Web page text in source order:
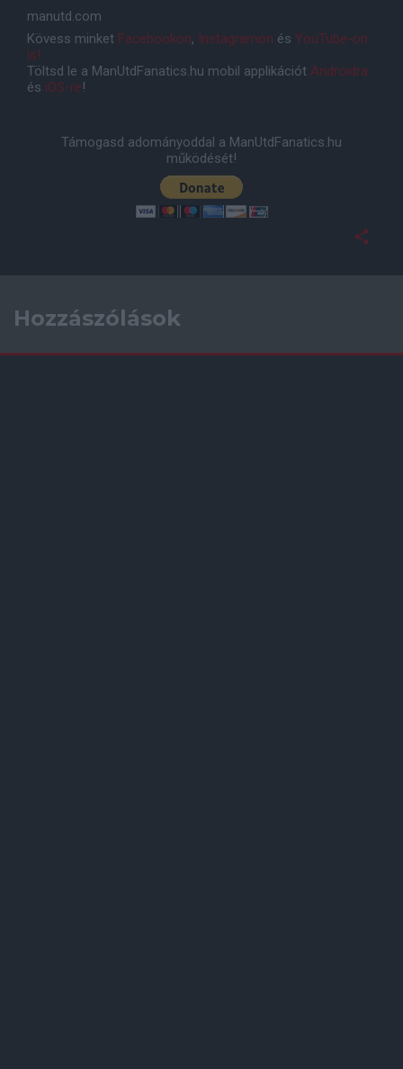
manutd.com
Kövess minket Facebookon, Instagramon és YouTube-on
is!
Töltsd le a ManUtdFanatics.hu mobil applikációt Androidra
és iOS-re!
Támogasd adományoddal a ManUtdFanatics.hu
működését!
Hozzászólások